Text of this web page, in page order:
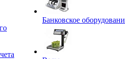
Банковское